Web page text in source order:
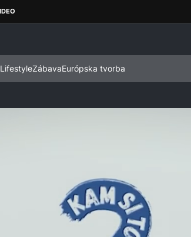
LifestyleZábavaEurópska tvorba